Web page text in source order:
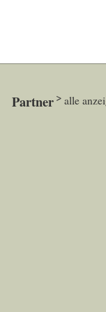
Partner alle